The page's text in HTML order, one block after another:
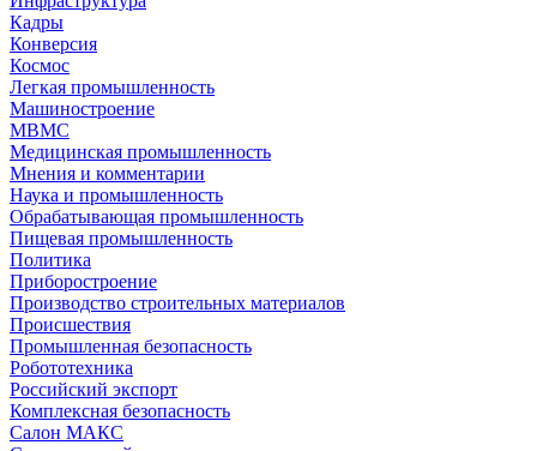
Кадры
Конверсия
Космос
Легкая промышленность
Машиностроение
МВМС
Медицинская промышленность
Мнения и комментарии
Наука и промышленность
Обрабатывающая промышленность
Пищевая промышленность
Политика
Приборостроение
Производство строительных материалов
Происшествия
Промышленная безопасность
Робототехника
Российский экспорт
Комплексная безопасность
Салон МАКС